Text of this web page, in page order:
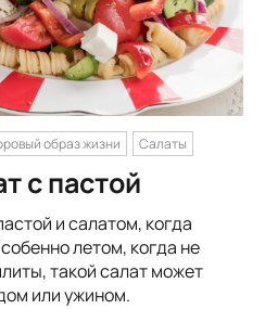
образ жизни Салаты
с пастой
и салатом, когда
летом, когда не
такой салат может
или ужином.